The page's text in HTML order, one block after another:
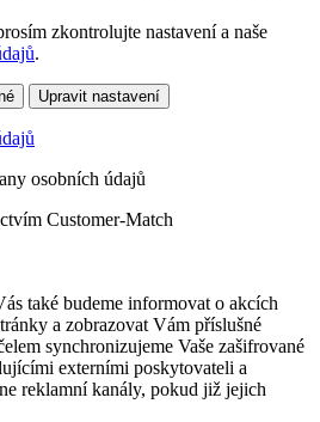
zkontrolujte nastavení a naše
.
Upravit nastavení
osobních údajů
Customer-Match
také budeme informovat o akcích
a zobrazovat Vám příslušné
synchronizujeme Vaše zašifrované
externími poskytovateli a
reklamní kanály, pokud již jejich